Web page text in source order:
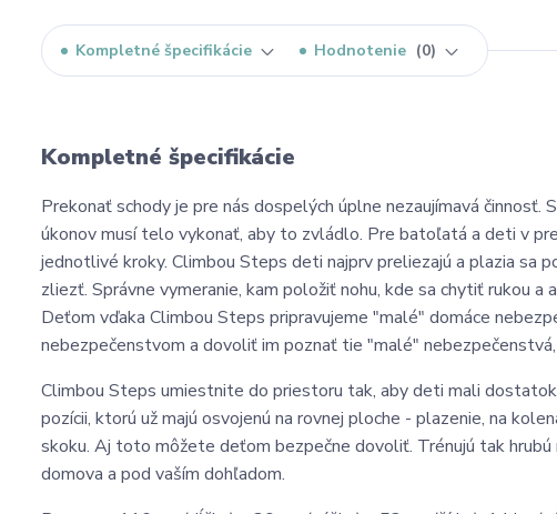
Kompletné špecifikácie Hodnotenie 0
Kompletné špecifikácie
Prekonať schody je pre nás dospelých úplne nezaujímavá
úkonov musí telo vykonať, aby to zvládlo. Pre batoľatá a deti v
jednotlivé kroky. Climbou Steps deti najprv preliezajú a plazia sa
zliezť. Správne vymeranie, kam položiť nohu, kde sa chytiť rukou
Deťom vďaka Climbou Steps pripravujeme "malé" domáce
nebezpečenstvom a dovoliť im poznať tie "malé"
Climbou Steps umiestnite do priestoru tak, aby deti mali
pozícii, ktorú už majú osvojenú na rovnej ploche - plazenie, na
skoku. Aj toto môžete deťom bezpečne dovoliť. Trénujú tak
domova a pod vaším dohľadom.